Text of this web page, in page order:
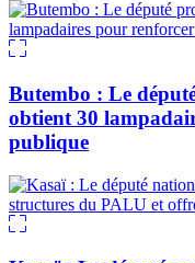
Butembo : Le
obtient 30
publique